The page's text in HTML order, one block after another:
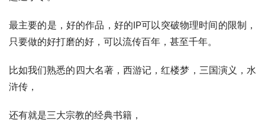
最主要的是，好的作品，好的IP可以突破物理时间的限制，
只要做的好打磨的好，可以流传百年，甚至千年。
比如我们熟悉的四大名著，西游记，红楼梦，三国演义，水
浒传，
还有就是三大宗教的经典书籍，